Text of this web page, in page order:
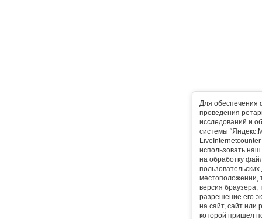
Для обеспечения
проведения
исследований и
системы
использовать
на обработку
местоположении,
версия браузера,
разрешение его
на сайт, сайт или
которой пришел